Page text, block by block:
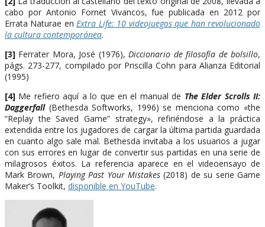
cabo por Antonio Fornet Vivancos, fue publicada en 2012 por
Errata Naturae en Extra Life: 10 videojuegos que han revolucionado
la cultura contemporánea.
[3] Ferrater Mora, José (1976), Diccionario de filosofía de bolsillo,
págs. 273-277, compilado por Priscilla Cohn para Alianza Editorial
(1995)
[4] Me refiero aquí a lo que en el manual de The Elder Scrolls II:
Daggerfall(Bethesda Softworks, 1996) se menciona como «the
“Replay the Saved Game” strategy», refiriéndose a la práctica
extendida entre los jugadores de cargar la última partida guardada
en cuanto algo sale mal. Bethesda invitaba a los usuarios a jugar
con sus errores en lugar de convertir sus partidas en una serie de
milagrosos éxitos. La referencia aparece en el videoensayo de
Mark Brown, Playing Past Your Mistakes (2018) de su serie Game
Maker’s Toolkit, disponible en YouTube.